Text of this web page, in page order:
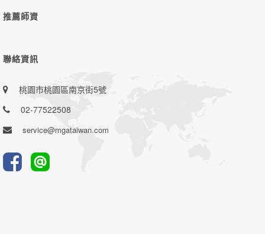
推薦師資
聯絡資訊
桃園市桃園區南京街5號
02-77522508
service@mgataiwan.com